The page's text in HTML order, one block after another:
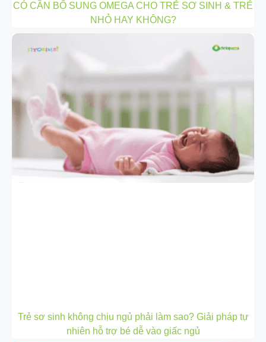
CÓ CẦN BỔ SUNG OMEGA CHO TRẺ SƠ SINH & TRẺ
NHỎ HAY KHÔNG?
Trẻ sơ sinh không chịu ngủ phải làm sao? Giải pháp tự
nhiên hỗ trợ bé dễ vào giấc ngủ